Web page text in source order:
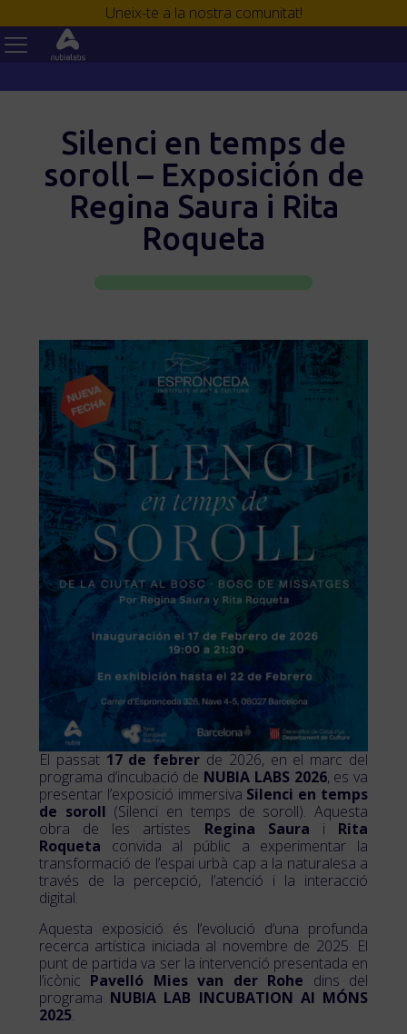
Uneix-te a la nostra comunitat!
Silenci en temps de
soroll – Exposición de
Regina Saura i Rita
Roqueta
El passat 17 de febrer de 2026, en el marc del
programa d’incubació de NUBIA LABS 2026, es va
presentar l’exposició immersiva Silenci en temps
de soroll (Silenci en temps de soroll). Aquesta
obra de les artistes Regina Saura i Rita
Roqueta convida al públic a experimentar la
transformació de l’espai urbà cap a la naturalesa a
través de la percepció, l’atenció i la interacció
digital.
Aquesta exposició és l’evolució d’una profunda
recerca artística iniciada al novembre de 2025. El
punt de partida va ser la intervenció presentada en
l’icònic Pavelló Mies van der Rohe dins del
programa NUBIA LAB INCUBATION AI MÓNS
2025.